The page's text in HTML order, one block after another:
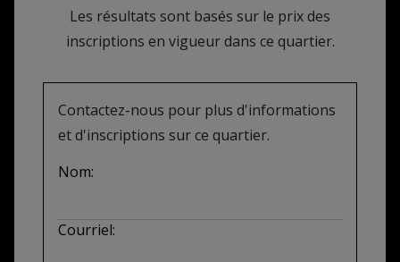
Les résultats sont basés sur le prix des
inscriptions en vigueur dans ce quartier.
Contactez-nous pour plus d'informations
et d'inscriptions sur ce quartier.
Nom:
Courriel: